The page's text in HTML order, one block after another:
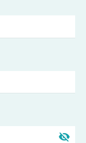
visibility_off